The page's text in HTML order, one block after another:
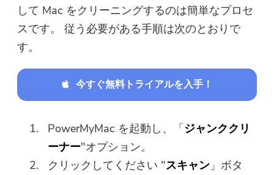
して Mac をクリーニングするのは簡単なプロセ
スです。 従う必要がある手順は次のとおりで
す。
今すぐ無料トライアルを入手！
PowerMyMac を起動し、「ジャンククリ
ーナー"オプション。
クリックしてください "スキャン 」ボタ